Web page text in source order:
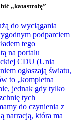
„katastrofę”
do wyciągania
podparciem
tego
na portalu
CDU (Unia
ogłaszają światu,
to „kompletna
jednak gdy tylko
tych
do czynienia z
narracją, która ma